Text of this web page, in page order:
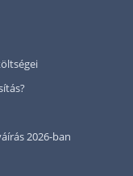
2026-ban